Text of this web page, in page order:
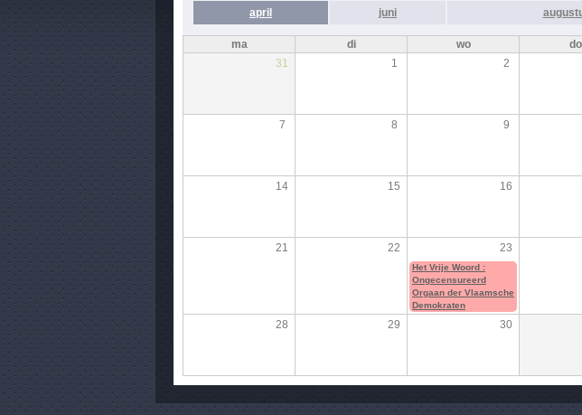
april juni
ma di wo do
31
1 2
7 8 9
14 15 16
21 22 23
Het Vrije Woord :
Ongecensureerd
Orgaan der Vlaamsche
Demokraten
28 29 30